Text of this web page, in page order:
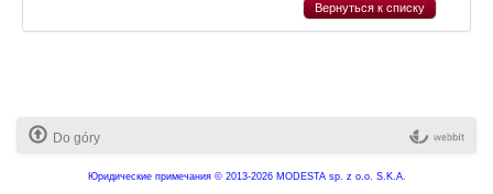
Вернуться к списку
Do góry
Юридические примечания© 2013-2026 MODESTA sp. z o.o. S.K.A.